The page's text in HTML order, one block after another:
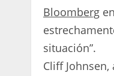
Bloomberg
situación”.
Cliff